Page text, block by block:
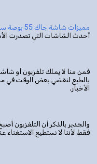
مميزات شاشة جاك 55 بوصة سمارت
أحدث الشاشات التي تصدرت
فمن منا لا يملك تلفزيون أو
بالطبع لنقضي بعض الوقت في
الأخبار.
والجدير بالذكر أن التلفزيون
فقط، لأننا لا نستطيع الاستغناء